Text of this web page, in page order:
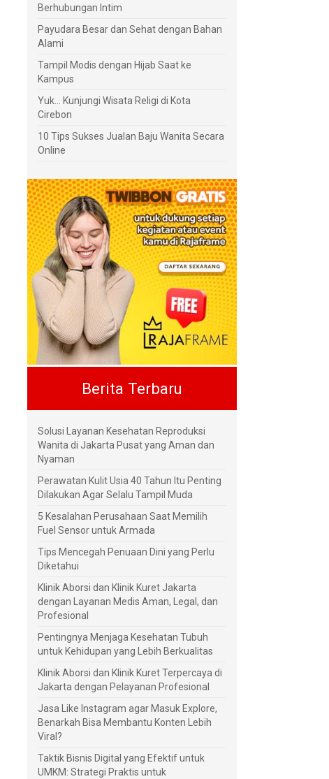
Berhubungan Intim
Payudara Besar dan Sehat dengan Bahan
Alami
Tampil Modis dengan Hijab Saat ke
Kampus
Yuk... Kunjungi Wisata Religi di Kota
Cirebon
10 Tips Sukses Jualan Baju Wanita Secara
Online
Berita Terbaru
Solusi Layanan Kesehatan Reproduksi
Wanita di Jakarta Pusat yang Aman dan
Nyaman
Perawatan Kulit Usia 40 Tahun Itu Penting
Dilakukan Agar Selalu Tampil Muda
5 Kesalahan Perusahaan Saat Memilih
Fuel Sensor untuk Armada
Tips Mencegah Penuaan Dini yang Perlu
Diketahui
Klinik Aborsi dan Klinik Kuret Jakarta
dengan Layanan Medis Aman, Legal, dan
Profesional
Pentingnya Menjaga Kesehatan Tubuh
untuk Kehidupan yang Lebih Berkualitas
Klinik Aborsi dan Klinik Kuret Terpercaya di
Jakarta dengan Pelayanan Profesional
Jasa Like Instagram agar Masuk Explore,
Benarkah Bisa Membantu Konten Lebih
Viral?
Taktik Bisnis Digital yang Efektif untuk
UMKM: Strategi Praktis untuk